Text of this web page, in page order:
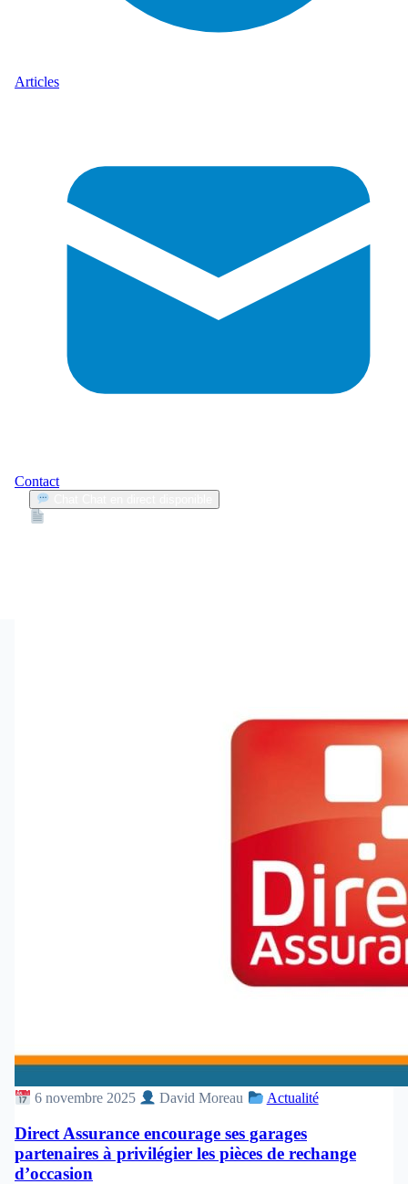
Articles
Contact
6 novembre 2025 David Moreau Actualité
Direct Assurance encourage ses garages
partenaires à privilégier les pièces de rechange
d’occasion